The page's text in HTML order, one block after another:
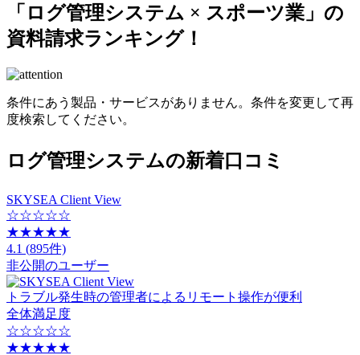
「ログ管理システム × スポーツ業」 の
資料請求ランキング！
条件にあう製品・サービスがありません。条件を変更して再
度検索してください。
ログ管理システムの新着口コミ
SKYSEA Client View
☆☆☆☆☆
★★★★★
4.1 (895件)
非公開のユーザー
トラブル発生時の管理者によるリモート操作が便利
全体満足度
☆☆☆☆☆
★★★★★